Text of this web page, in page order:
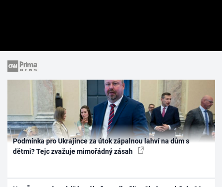
Podmínka pro Ukrajince za útok zápalnou lahví na dům s
dětmi? Tejc zvažuje mimořádný zásah